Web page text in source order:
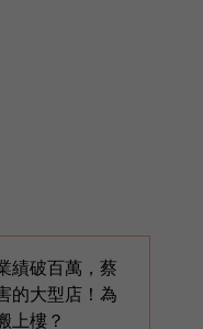
績破百萬，蔡
的大型店！為
上樓？